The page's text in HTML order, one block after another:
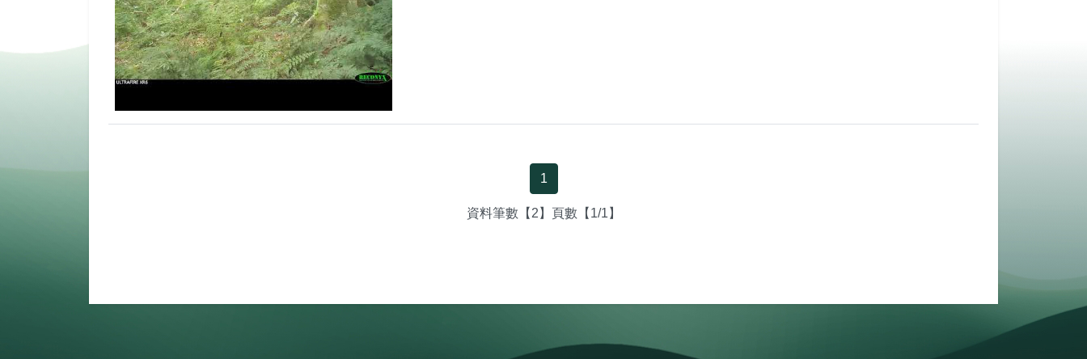
1
資料筆數【2】頁數【1/1】